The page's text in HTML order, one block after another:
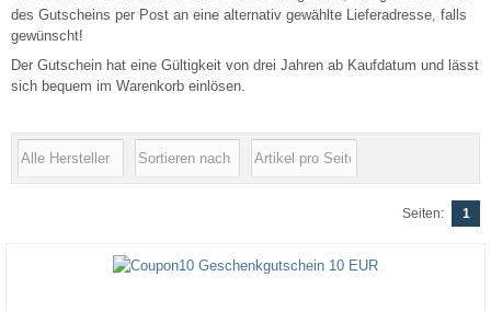
des Gutscheins per Post an eine alternativ gewählte Lieferadresse, falls
gewünscht!
Der Gutschein hat eine Gültigkeit von drei Jahren ab Kaufdatum und lässt
sich bequem im Warenkorb einlösen.
Seiten: 1